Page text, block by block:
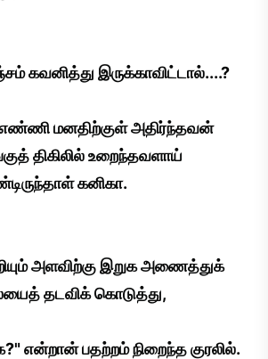
கவனித்து இருக்காவிட்டால்....?
மனதிற்குள் அதிர்ந்தவன்
திகிலில் உறைந்தவளாய்
கனிகா.
அளவிற்கு இறுக அணைத்துக்
தடவிக் கொடுத்து,
என்றான் பதற்றம் நிறைந்த குரலில்.